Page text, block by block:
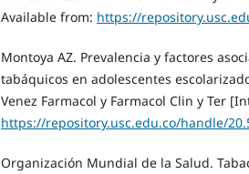
Available from: https://
Montoya AZ. Prevalencia y factores
tabáquicos en adolescentes
Venez Farmacol y Farmacol Clin y Ter
https://repository.usc.edu.co/handle/
Organización Mundial de la Salud.